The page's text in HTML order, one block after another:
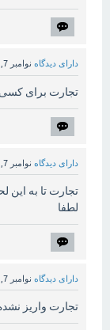
دارای دیدگاه نوامبر 7, 2023
تجارت برای
دارای دیدگاه نوامبر 7, 2023
تجارت تا به این
لطفا
دارای دیدگاه نوامبر 7, 2023
تجارت واریز